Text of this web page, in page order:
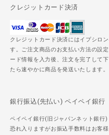
クレジットカード決済
クレジットカード決済にはイプシロ
す。ご注文商品のお支払い方法の設
ード情報を入力後、注文を完了して
たら速やかに商品を発送いたします。
銀行振込(先払い) ペイペイ銀行
ペイペイ銀行(旧ジャパンネット銀行)
恐れ入りますがお振込手数料はお客